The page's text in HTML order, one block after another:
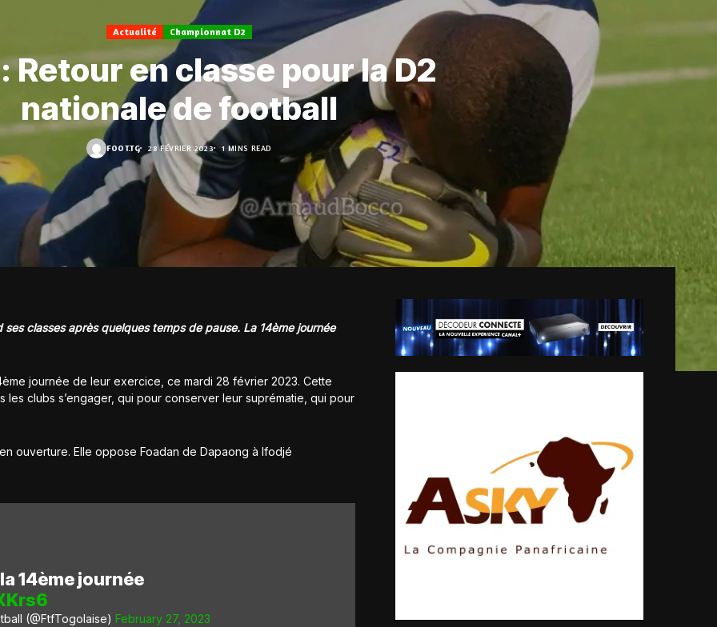
Actualité Championnat D2
Retour en classe pour la D2
nationale de football
FOOT.TG 28 FÉVRIER 2023 1 MINS READ
classes après quelques temps de pause. La 14ème journée
journée de leur exercice, ce mardi 28 février 2023. Cette
les clubs s’engager, qui pour conserver leur suprématie, qui pour
ouverture. Elle oppose Foadan de Dapaong à Ifodjé
14ème journée
(@FtfTogolaise) February 27, 2023